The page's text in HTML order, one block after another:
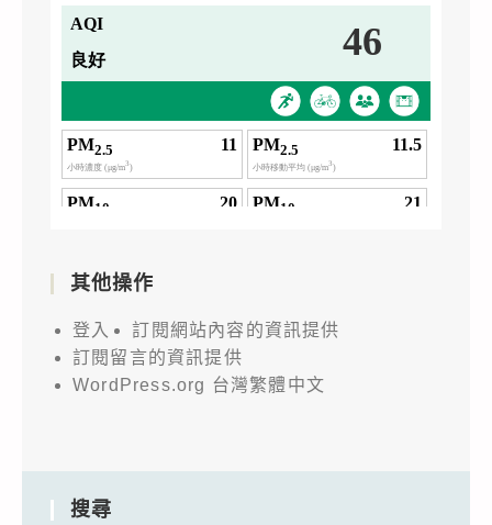
其他操作
登入
訂閱網站內容的資訊提供
訂閱留言的資訊提供
WordPress.org 台灣繁體中文
搜尋